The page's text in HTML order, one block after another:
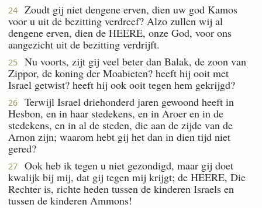
24
Zoudt gij niet dengene erven, dien uw god Kamos
voor u uit de bezitting verdreef? Alzo zullen wij al
dengene erven, dien de HEERE, onze God, voor ons
aangezicht uit de bezitting verdrijft.
25
Nu voorts, zijt gij veel beter dan Balak, de zoon van
Zippor, de koning der Moabieten? heeft hij ooit met
Israel getwist? heeft hij ook ooit tegen hem gekrijgd?
26
Terwijl Israel driehonderd jaren gewoond heeft in
Hesbon, en in haar stedekens, en in Aroer en in de
stedekens, en in al de steden, die aan de zijde van de
Arnon zijn; waarom hebt gij het dan in dien tijd niet
gered?
27
Ook heb ik tegen u niet gezondigd, maar gij doet
kwalijk bij mij, dat gij tegen mij krijgt; de HEERE, Die
Rechter is, richte heden tussen de kinderen Israels en
tussen de kinderen Ammons!